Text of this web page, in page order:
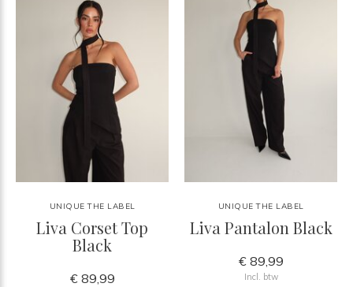
UNIQUE THE LABEL
Liva Corset Top
Black
€ 89,99
UNIQUE THE LABEL
Liva Pantalon Black
€ 89,99
Incl. btw